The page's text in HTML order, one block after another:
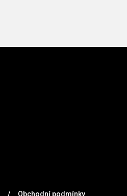
/ Obchodní podmínky